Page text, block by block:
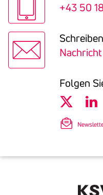
+43 50
Nachricht
Folgen